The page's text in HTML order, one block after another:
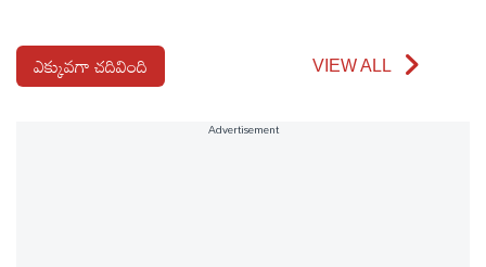
ఎక్కువగా చదివింది VIEW ALL
Advertisement